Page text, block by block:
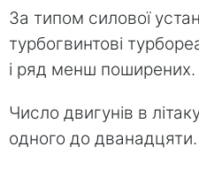
За типом силової
турбогвинтові
і ряд менш поширених.
Число двигунів в
одного до дванадцяти.